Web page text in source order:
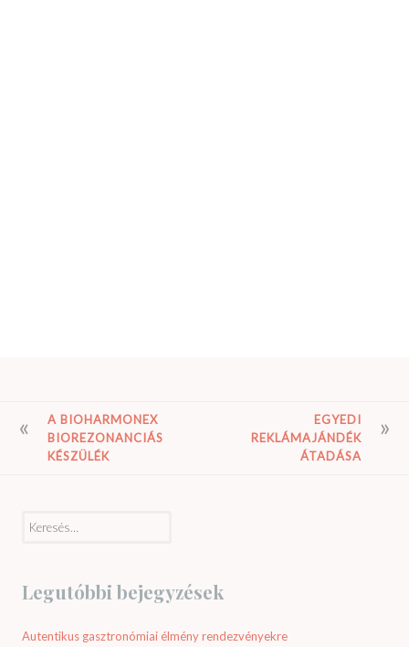
BEJEGYZÉS
NAVIGÁCIÓ
A BIOHARMONEX
BIOREZONANCIÁS
KÉSZÜLÉK
EGYEDI
REKLÁMAJÁNDÉK
ÁTADÁSA
Legutóbbi bejegyzések
Autentikus gasztronómiai élmény rendezvényekre